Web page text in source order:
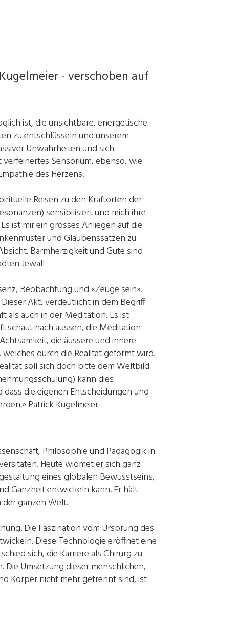
- verschoben auf
ist, die unsichtbare, energetische
zu entschlüsseln und unserem
Unwahrheiten und sich
Sensorium, ebenso, wie
des Herzens.
Reisen zu den Kraftorten der
sensibilisiert und mich ihre
ist mir ein grosses Anliegen auf die
und Glaubenssätzen zu
Barmherzigkeit und Güte sind
Jewall
Beobachtung und «Zeuge sein».
Akt, verdeutlicht in dem Begriff
als auch in der Meditation. Es ist
schaut nach aussen, die Meditation
die äussere und innere
durch die Realität geformt wird.
soll sich doch bitte dem Weltbild
kann dies
die eigenen Entscheidungen und
Patrick Kugelmeier
Philosophie und Pädagogik in
Heute widmet er sich ganz
eines globalen Bewusstseins,
Ganzheit entwickeln kann. Er hält
ganzen Welt.
Die Faszination vom Ursprung des
Diese Technologie eröffnet eine
sich, die Karriere als Chirurg zu
Die Umsetzung dieser menschlichen,
Körper nicht mehr getrennt sind, ist